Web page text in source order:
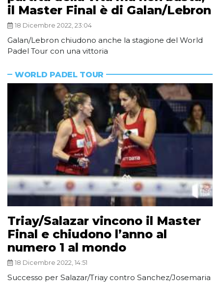
il Master Final è di Galan/Lebron
18 Dicembre 2022, 23:04
Galan/Lebron chiudono anche la stagione del World
Padel Tour con una vittoria
WORLD PADEL TOUR
Triay/Salazar vincono il Master
Final e chiudono l’anno al
numero 1 al mondo
18 Dicembre 2022, 14:51
Successo per Salazar/Triay contro Sanchez/Josemaria